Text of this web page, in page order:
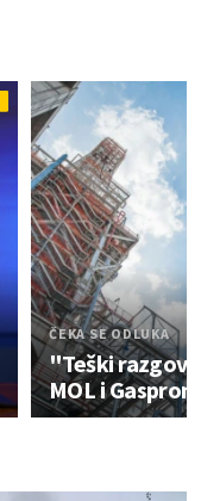
ČEKA SE ODLUKA
"Teški
MOL i